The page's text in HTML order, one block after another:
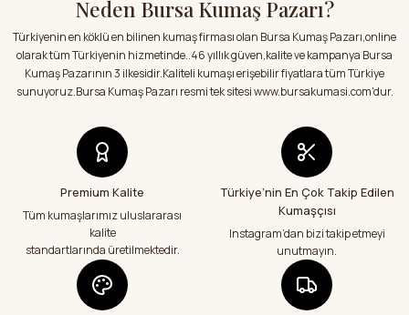
Ürün açıklamasında eksik bilgiler bulunuyor.
Ürün bilgilerinde hatalar bulunuyor.
Ürün fiyatı diğer sitelerden daha pahalı.
Bu ürüne benzer farklı alternatifler olmalı.
Satıcı ilgili ve kısa sürede sorunsuz bir
şekilde kumaşlarımı aldım.Kumaşlar
hakkında sitedeki bilgilendirmeler
doğrultusunda kumaşlarımı aldım.Çok
memnun kaldım.Teşekkürler
Kumaşlar eksiksiz tertemiz bir şekilde geldi
çok teşekkür ediyorum
Abdurrahman Samsur | 24/07/2026
Teslimatım özenli güzel hazırlanmış bir
şekilde geldi çok memnun kaldım emeği
geçenlere teşekkür ediyorum
Abdurrahman Samsur | 24/07/2026
Neden Bursa Kumaş Pazarı?
Türkiyenin en köklü en bilinen kumaş firması olan Bursa Kumaş Pazarı,online
olarak tüm Türkiyenin hizmetinde..46 yıllık güven,kalite ve kampanya Bursa
Kumaş Pazarının 3 ilkesidir.Kaliteli kumaşı erişebilir fiyatlara tüm Türkiye
sunuyoruz.Bursa Kumaş Pazarı resmi tek sitesi www.bursakumasi.com'dur.
Premium Kalite
Tüm kumaşlarımız uluslararası
kalite
standartlarında üretilmektedir.
Türkiye’nin En Çok Takip Edilen
Kumaşçısı
Instagram’dan bizi takip etmeyi
unutmayın.